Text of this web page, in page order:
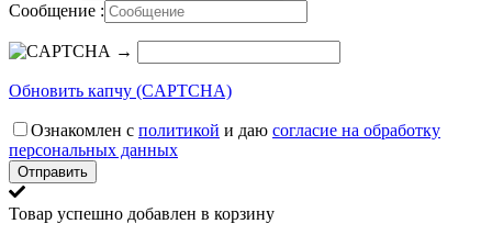
Сообщение :
→
Обновить капчу (CAPTCHA)
Ознакомлен с политикой и даю согласие на обработку
персональных данных
Товар успешно добавлен в корзину